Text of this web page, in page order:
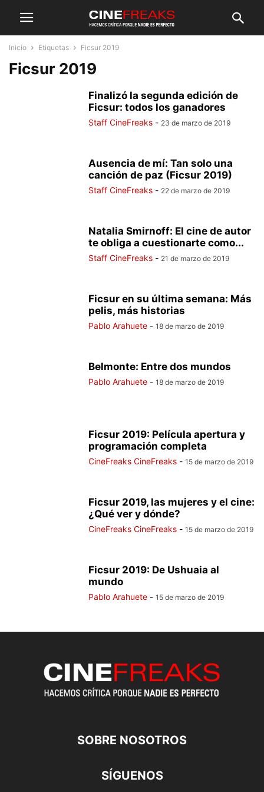
Inicio Etiquetas Ficsur 2019
Ficsur 2019
Finalizó la segunda edición de
Ficsur: todos los ganadores
Staff CineFreaks - 23 de marzo de 2019
Ausencia de mí: Tan solo una
canción de paz (Ficsur 2019)
Staff CineFreaks - 22 de marzo de 2019
Natalia Smirnoff: El cine de autor
te obliga a cuestionarte como...
Staff CineFreaks - 21 de marzo de 2019
Ficsur en su última semana: Más
pelis, más historias
Pablo Arahuete - 18 de marzo de 2019
Belmonte: Entre dos mundos
Pablo Arahuete - 18 de marzo de 2019
Ficsur 2019: Película apertura y
programación completa
CineFreaks CineFreaks - 15 de marzo de 2019
Ficsur 2019, las mujeres y el cine:
¿Qué ver y dónde?
CineFreaks CineFreaks - 15 de marzo de 2019
Ficsur 2019: De Ushuaia al
mundo
Pablo Arahuete - 15 de marzo de 2019
SOBRE NOSOTROS
SÍGUENOS